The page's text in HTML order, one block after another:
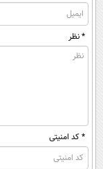
* نظر
* کد امنیتی